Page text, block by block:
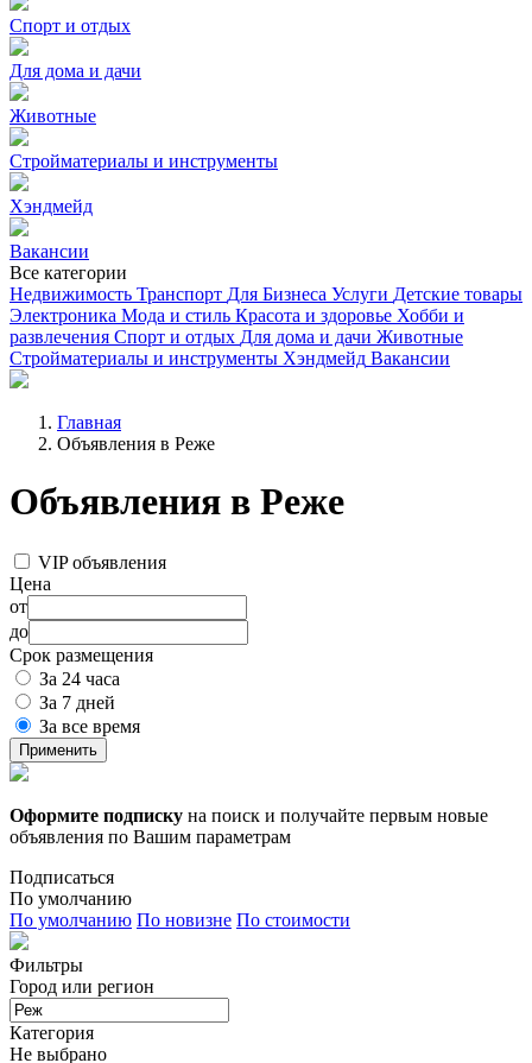
Спорт и отдых
Для дома и дачи
Животные
Стройматериалы и инструменты
Хэндмейд
Вакансии
Все категории
Недвижимость Транспорт Для Бизнеса Услуги Детские товары
Электроника Мода и стиль Красота и здоровье Хобби и
развлечения Спорт и отдых Для дома и дачи Животные
Стройматериалы и инструменты Хэндмейд Вакансии
Главная
Объявления в Реже
Объявления в Реже
VIP объявления
Цена
от
до
Срок размещения
За 24 часа
За 7 дней
За все время
Применить
Оформите подписку на поиск и получайте первым новые
объявления по Вашим параметрам
Подписаться
По умолчанию
По умолчанию По новизне По стоимости
Фильтры
Город или регион
Категория
Не выбрано